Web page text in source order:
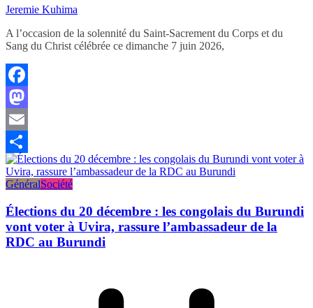
Jeremie Kuhima
A l’occasion de la solennité du Saint-Sacrement du Corps et du
Sang du Christ célébrée ce dimanche 7 juin 2026,
Facebook
Mastodon
Email
Partager
GénéralSociété
Élections du 20 décembre : les congolais du Burundi
vont voter à Uvira, rassure l’ambassadeur de la
RDC au Burundi